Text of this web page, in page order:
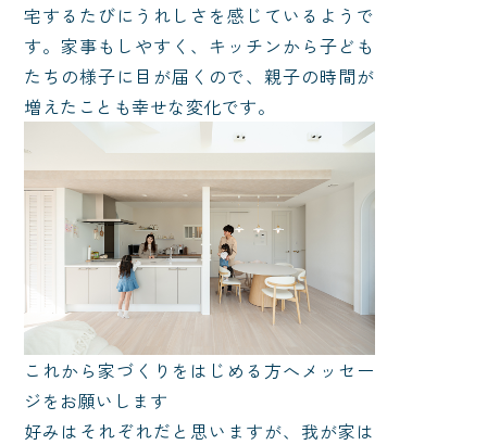
宅するたびにうれしさを感じているようで
す。家事もしやすく、キッチンから子ども
たちの様子に目が届くので、親子の時間が
増えたことも幸せな変化です。
これから家づくりをはじめる方へメッセー
ジをお願いします
好みはそれぞれだと思いますが、我が家は